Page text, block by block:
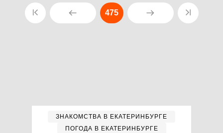
475
ЗНАКОМСТВА В ЕКАТЕРИНБУРГЕ
ПОГОДА В ЕКАТЕРИНБУРГЕ